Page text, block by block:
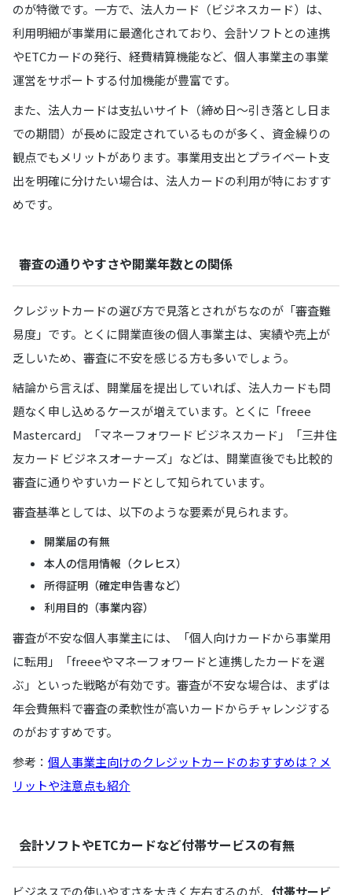
のが特徴です。一方で、法人カード（ビジネスカード）は、
利用明細が事業用に最適化されており、会計ソフトとの連携
やETCカードの発行、経費精算機能など、個人事業主の事業
運営をサポートする付加機能が豊富です。
また、法人カードは支払いサイト（締め日〜引き落とし日ま
での期間）が長めに設定されているものが多く、資金繰りの
観点でもメリットがあります。事業用支出とプライベート支
出を明確に分けたい場合は、法人カードの利用が特におすす
めです。
審査の通りやすさや開業年数との関係
クレジットカードの選び方で見落とされがちなのが「審査難
易度」です。とくに開業直後の個人事業主は、実績や売上が
乏しいため、審査に不安を感じる方も多いでしょう。
結論から言えば、開業届を提出していれば、法人カードも問
題なく申し込めるケースが増えています。とくに「freee
Mastercard」「マネーフォワード ビジネスカード」「三井住
友カード ビジネスオーナーズ」などは、開業直後でも比較的
審査に通りやすいカードとして知られています。
審査基準としては、以下のような要素が見られます。
開業届の有無
本人の信用情報（クレヒス）
所得証明（確定申告書など）
利用目的（事業内容）
審査が不安な個人事業主には、「個人向けカードから事業用
に転用」「freeeやマネーフォワードと連携したカードを選
ぶ」といった戦略が有効です。審査が不安な場合は、まずは
年会費無料で審査の柔軟性が高いカードからチャレンジする
のがおすすめです。
参考： 個人事業主向けのクレジットカードのおすすめは？メ
リットや注意点も紹介
会計ソフトやETCカードなど付帯サービスの有無